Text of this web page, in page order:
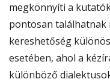
megkönnyíti a
pontosan találhatnak
kereshetőség
esetében, ahol a
különböző